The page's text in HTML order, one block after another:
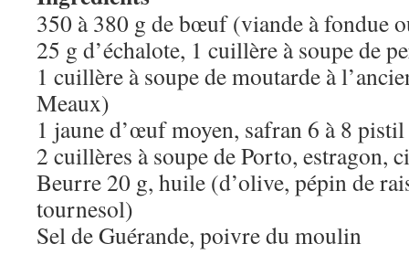
350 à 380 g de bœuf (viande à fondue
25 g d’échalote, 1 cuillère à soupe de
1 cuillère à soupe de moutarde à
Meaux)
1 jaune d’œuf moyen, safran 6 à 8
2 cuillères à soupe de Porto, estragon,
Beurre 20 g, huile (d’olive, pépin de
tournesol)
Sel de Guérande, poivre du moulin